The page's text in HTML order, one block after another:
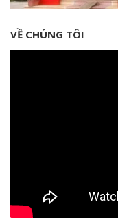
VỀ CHÚNG TÔI